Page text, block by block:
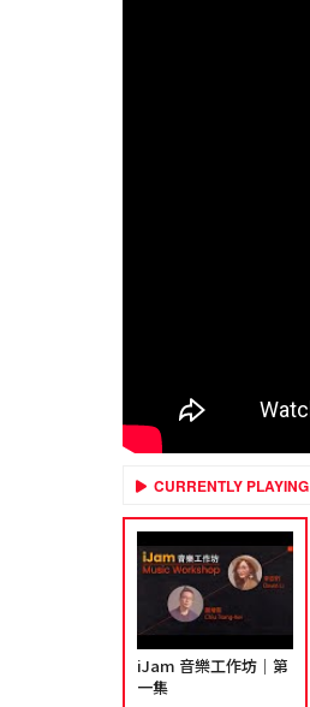
CURRENTLY PLAYING
iJam 音樂工作坊｜第
一集